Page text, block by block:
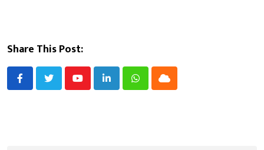
Share This Post:
YoutubeLinkedInWhatsappCloud